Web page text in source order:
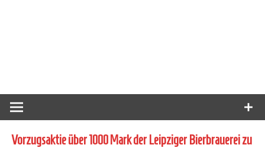
Vorzugsaktie über 1000 Mark der Leipziger Bierbrauerei zu